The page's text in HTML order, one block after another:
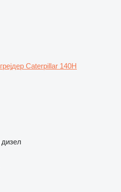
грејдер Caterpillar 140H
дизел